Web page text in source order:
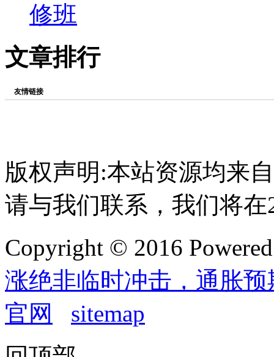
修班
文章排行
友情链接
版权声明:本站资源均来
请与我们联系，我们将
Copyright © 2016
涨绝非临时冲击，通胀
官网
sitemap